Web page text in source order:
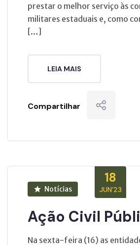
prestar o melhor serviço às
militares estaduais e, como
[…]
LEIA MAIS
Compartilhar
18
JUN’23
Notícias
Ação Civil
Na sexta-feira (16) as